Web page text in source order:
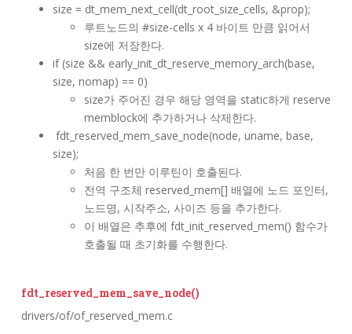
size = dt_mem_next_cell(dt_root_size_cells, &prop);
루트노드의 #size-cells x 4 바이트 만큼 읽어서
size에 저장한다.
if (size && early_init_dt_reserve_memory_arch(base,
size, nomap) == 0)
size가 주어진 경우 해당 영역을 static하게 reserve
memblock에 추가하거나 삭제한다.
fdt_reserved_mem_save_node(node, uname, base,
size);
처음 한 번만 이루틴이 호출된다.
전역 구조체 reserved_mem[] 배열에 노드 포인터,
노드명, 시작주소, 사이즈 등을 추가한다.
이 배열은 추후에 fdt_init_reserved_mem() 함수가
호출될 때 초기화를 수행한다.
fdt_reserved_mem_save_node()
drivers/of/of_reserved_mem.c